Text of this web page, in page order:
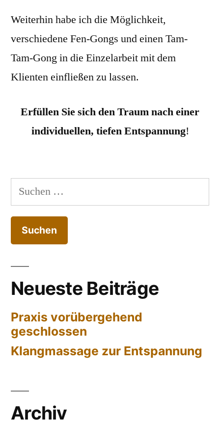
Weiterhin habe ich die Möglichkeit,
verschiedene Fen-Gongs und einen Tam-
Tam-Gong in die Einzelarbeit mit dem
Klienten einfließen zu lassen.
Erfüllen Sie sich den Traum nach einer
individuellen, tiefen Entspannung!
Suchen
nach:
Neueste Beiträge
Praxis vorübergehend
geschlossen
Klangmassage zur Entspannung
Archiv